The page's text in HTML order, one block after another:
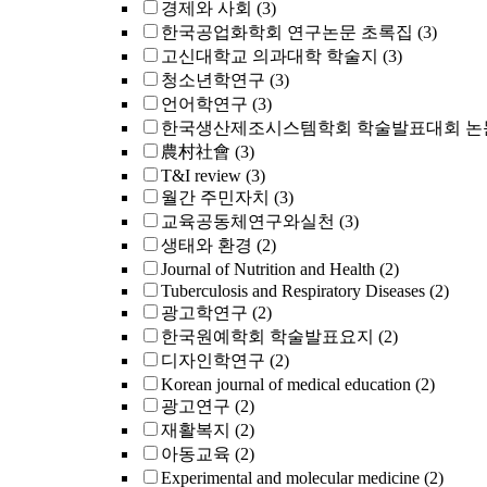
경제와 사회 (3)
한국공업화학회 연구논문 초록집 (3)
고신대학교 의과대학 학술지 (3)
청소년학연구 (3)
언어학연구 (3)
한국생산제조시스템학회 학술발표대회 논
農村社會 (3)
T&I review (3)
월간 주민자치 (3)
교육공동체연구와실천 (3)
생태와 환경 (2)
Journal of Nutrition and Health (2)
Tuberculosis and Respiratory Diseases (2)
광고학연구 (2)
한국원예학회 학술발표요지 (2)
디자인학연구 (2)
Korean journal of medical education (2)
광고연구 (2)
재활복지 (2)
아동교육 (2)
Experimental and molecular medicine (2)